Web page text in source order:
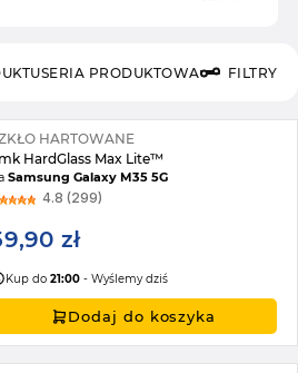
SERIA PRODUKTOWA FILTRY
HARTOWANE
HardGlass Max Lite™
Samsung Galaxy M35 5G
4.8 (299)
zł
Kup do21:00 - Wyślemy dziś
Dodaj do koszyka